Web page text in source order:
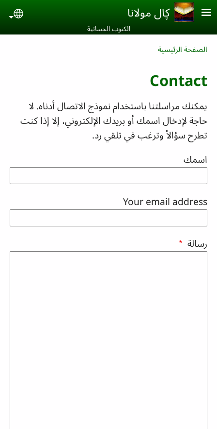
Skip to main content
ڮال مولانا
الكتوب الحسانية‎
Breadcrumb
الصفحة الرئيسية
Contact
يمكنك مراسلتنا باستخدام نموذج الاتصال أدناه. لا
حاجة لإدخال اسمك أو بريدك الإلكتروني، إلا إذا كنت
تطرح سؤالاً وترغب في تلقي رد.
اسمك
Your email address
رسالة